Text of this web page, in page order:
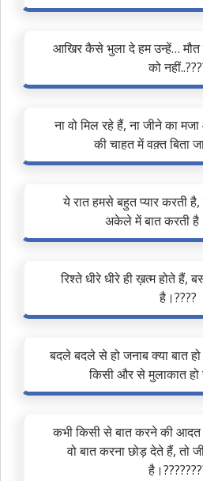
आखिर कैसे भुला दे हम उन्हें… मौत
को
ना वो मिल रहे हैं, ना जीने का
की चाहत में वक़्त बिता
ये रात हमसे बहुत प्यार करती
अकेले में बात करती
रिश्ते धीरे धीरे ही ख़त्म होते
है।????
बदले बदले से हो जनाब क्या बात
किसी और से मुलाकात हो
कभी किसी से बात करने की आदत
वो बात करना छोड़ देते हैं, तो